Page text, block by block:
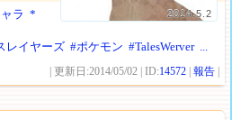
2014.5.2
ラ *
レイヤーズ #ポケモン #TalesWerver ...
| 更新日:2014/05/02 | ID:14572 |報告